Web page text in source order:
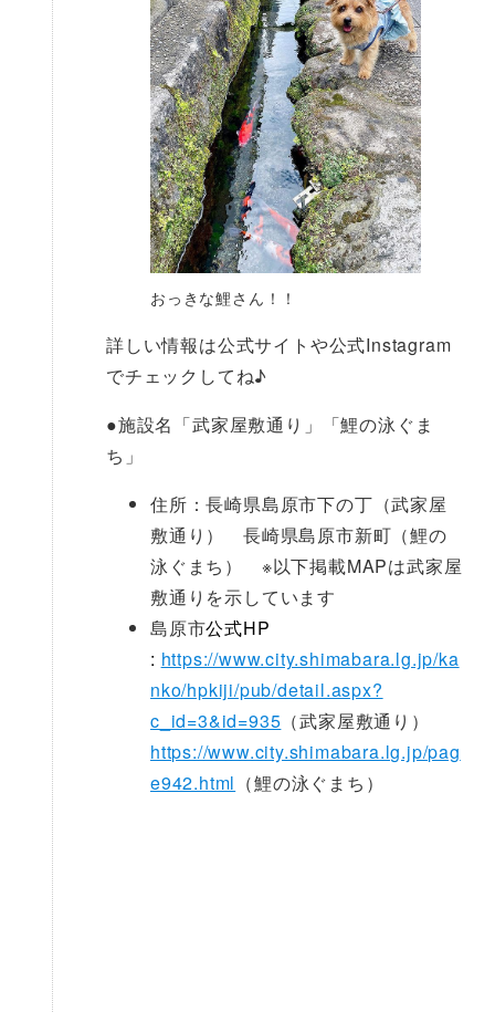
おっきな鯉さん！！
詳しい情報は公式サイトや公式Instagram
でチェックしてね♪
●施設名「武家屋敷通り」「鯉の泳ぐま
ち」
住所：長崎県島原市下の丁（武家屋
敷通り） 長崎県島原市新町（鯉の
泳ぐまち） ※以下掲載MAPは武家屋
敷通りを示しています
島原市公式HP
: https://www.city.shimabara.lg.jp/ka
nko/hpkiji/pub/detail.aspx?
c_id=3&id=935 （武家屋敷通り）
https://www.city.shimabara.lg.jp/pag
e942.html （鯉の泳ぐまち）